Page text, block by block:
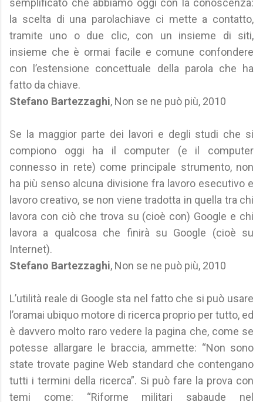
semplificato che abbiamo oggi con la conoscenza:
la scelta di una parolachiave ci mette a contatto,
tramite uno o due clic, con un insieme di siti,
insieme che è ormai facile e comune confondere
con l’estensione concettuale della parola che ha
fatto da chiave.
Stefano Bartezzaghi, Non se ne può più, 2010
Se la maggior parte dei lavori e degli studi che si
compiono oggi ha il computer (e il computer
connesso in rete) come principale strumento, non
ha più senso alcuna divisione fra lavoro esecutivo e
lavoro creativo, se non viene tradotta in quella tra chi
lavora con ciò che trova su (cioè con) Google e chi
lavora a qualcosa che finirà su Google (cioè su
Internet).
Stefano Bartezzaghi, Non se ne può più, 2010
L’utilità reale di Google sta nel fatto che si può usare
l’oramai ubiquo motore di ricerca proprio per tutto, ed
è davvero molto raro vedere la pagina che, come se
potesse allargare le braccia, ammette: “Non sono
state trovate pagine Web standard che contengano
tutti i termini della ricerca”. Si può fare la prova con
temi come: “Riforme militari sabaude nel